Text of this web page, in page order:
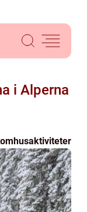
i Alperna